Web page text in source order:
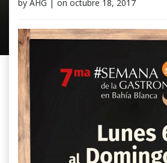
by AHG | on octubre 18, 2017